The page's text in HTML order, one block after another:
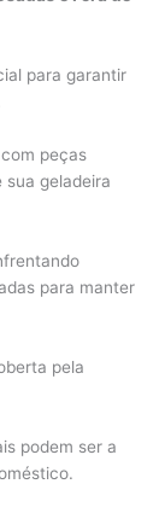
para garantir
peças
sua geladeira
para manter
pela
podem ser a